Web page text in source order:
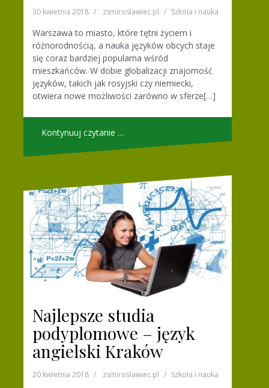
30 kwietnia 2018 zsmiroslawiec.pl Szkoła i nauka
Warszawa to miasto, które tętni życiem i
różnorodnością, a nauka języków obcych staje
się coraz bardziej popularna wśród
mieszkańców. W dobie globalizacji znajomość
języków, takich jak rosyjski czy niemiecki,
otwiera nowe możliwości zarówno w sferze[…]
Kontynuuj czytanie …
Najlepsze studia
podyplomowe – język
angielski Kraków
20 kwietnia 2018 zsmiroslawiec.pl Szkoła i nauka